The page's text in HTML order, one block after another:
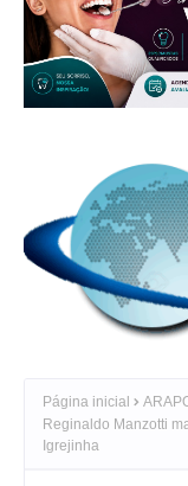
Página inicial
Reginaldo Manzotti
Igrejinha